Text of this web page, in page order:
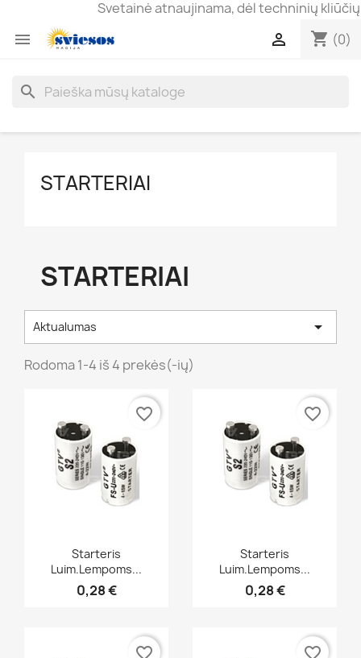
Svetainė atnaujinama, dėl techninių kliūčių
 shopping_cart (0)

search
STARTERIAI
STARTERIAI
Aktualumas 
Rodoma 1-4 iš 4 prekės(-ių)
Greita peržiūra
Starteris
Luim.lempoms...
0,28 €
favorite_border
Greita peržiūra
Starteris
Luim.lempoms...
0,28 €
favorite_border
favorite_border favorite_border